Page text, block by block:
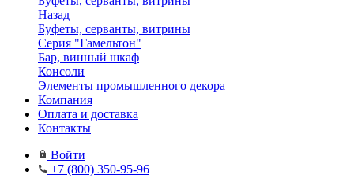
Назад
Буфеты, серванты, витрины
Серия "Гамельтон"
Бар, винный шкаф
Консоли
Элементы промышленного декора
Компания
Оплата и доставка
Контакты
Войти
+7 (800) 350-95-96